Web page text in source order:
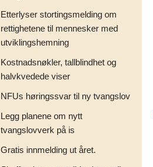
Etterlyser stortingsmelding om
rettighetene til mennesker med
utviklingshemning
Kostnadsnøkler, tallblindhet og
halvkvedede viser
NFUs høringssvar til ny tvangslov
Legg planene om nytt
tvangslovverk på is
Gratis innmelding ut året.